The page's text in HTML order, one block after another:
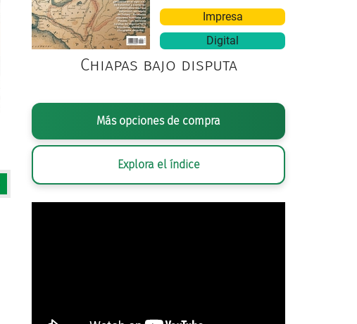
FOTOGRAFÍA ANÓNIMA,EL NIVEL, HOY EDIFICIO PERTENECIENTE A LA
Impresa
Digital
Chiapas bajo disputa
Más opciones de compra
Explora el índice